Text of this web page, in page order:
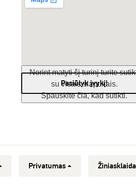
Norint matyti šį turinį turite
su visais slapukais.
Spauskite čia, kad sutikti.
Pasiūlyk įvykį!
Privatumas